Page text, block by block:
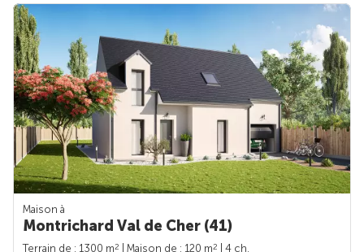
Maison à
Montrichard Val de Cher (41)
Terrain de : 1300 m2 | Maison de : 120 m2
| 4 ch.